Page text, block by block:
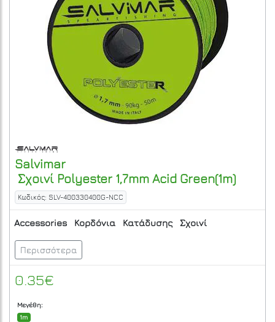
Salvimar
Σχοινί Polyester 1,7mm Acid Green(1m)
Κωδικός: SLV-400330400G-NCC
Accessories Κορδόνια Κατάδυσης Σχοινί
Περισσότερα
0.35€
Μεγέθη:
1m